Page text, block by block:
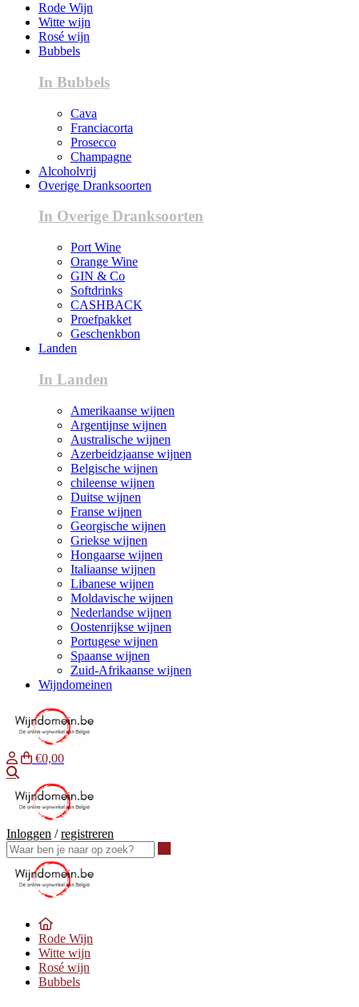
Rode Wijn
Witte wijn
Rosé wijn
Bubbels
In Bubbels
Cava
Franciacorta
Prosecco
Champagne
Alcoholvrij
Overige Dranksoorten
In Overige Dranksoorten
Port Wine
Orange Wine
GIN & Co
Softdrinks
CASHBACK
Proefpakket
Geschenkbon
Landen
In Landen
Amerikaanse wijnen
Argentijnse wijnen
Australische wijnen
Azerbeidzjaanse wijnen
Belgische wijnen
chileense wijnen
Duitse wijnen
Franse wijnen
Georgische wijnen
Griekse wijnen
Hongaarse wijnen
Italiaanse wijnen
Libanese wijnen
Moldavische wijnen
Nederlandse wijnen
Oostenrijkse wijnen
Portugese wijnen
Spaanse wijnen
Zuid-Afrikaanse wijnen
Wijndomeinen
€0,00
Inloggen /registreren
Rode Wijn
Witte wijn
Rosé wijn
Bubbels